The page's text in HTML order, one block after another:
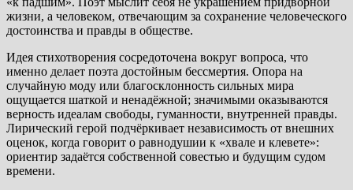
жизни, а человеком, отвечающим за сохранение человеческого
достоинства и правды в обществе.
Идея стихотворения сосредоточена вокруг вопроса, что
именно делает поэта достойным бессмертия. Опора на
случайную моду или благосклонность сильных мира
ощущается шаткой и ненадёжной; значимыми оказываются
верность идеалам свободы, гуманности, внутренней правды.
Лирический герой подчёркивает независимость от внешних
оценок, когда говорит о равнодушии к «хвале и клевете»:
ориентир задаётся собственной совестью и будущим судом
времени.